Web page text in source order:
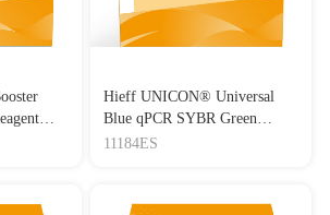
Hieff UNICON® Universal
Blue qPCR SYBR Green
Master Mix
11184ES